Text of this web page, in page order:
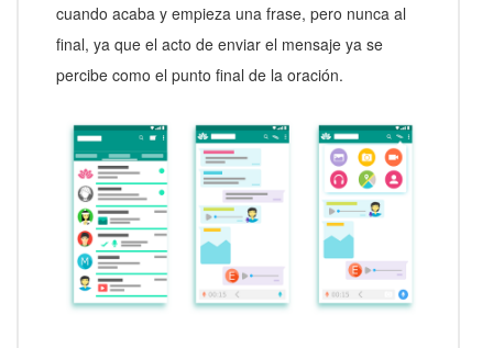
cuando acaba y empieza una frase, pero nunca al
final, ya que el acto de enviar el mensaje ya se
percibe como el punto final de la oración.